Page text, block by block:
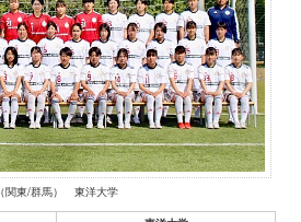
（関東/群馬） 東洋大学